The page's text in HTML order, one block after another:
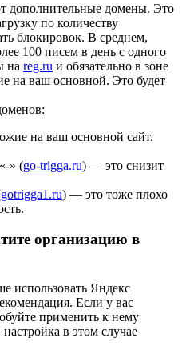
дополнительные домены. Это
по количеству
блокировок. В среднем,
100 писем в день с одного
на reg.ru и обязательно в зоне
на ваш основной. Это будет
на ваш основной сайт.
» (go-trigga.ru) — это снизит
gotrigga1.ru) — это тоже плохо
организацию в
использовать Яндекс
Если у вас
применить к нему
в этом случае